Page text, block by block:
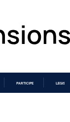
PARTICIPE